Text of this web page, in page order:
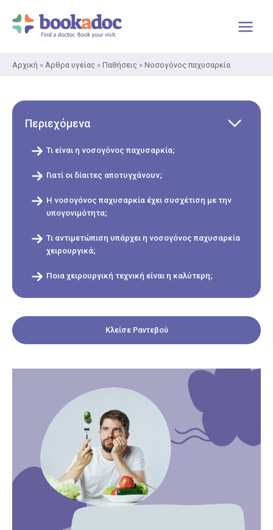
στο
περιεχόμενο
Αρχική » Άρθρα υγείας » Παθήσεις » Νοσογόνος παχυσαρκία
Περιεχόμενα
Τι είναι η νοσογόνος παχυσαρκία;
Γιατί οι δίαιτες αποτυγχάνουν;
Η νοσογόνος παχυσαρκία έχει συσχέτιση με την
υπογονιμότητα;
Τι αντιμετώπιση υπάρχει η νοσογόνος παχυσαρκία
χειρουργικά;
Ποια χειρουργική τεχνική είναι η καλύτερη;
Κλείσε Ραντεβού